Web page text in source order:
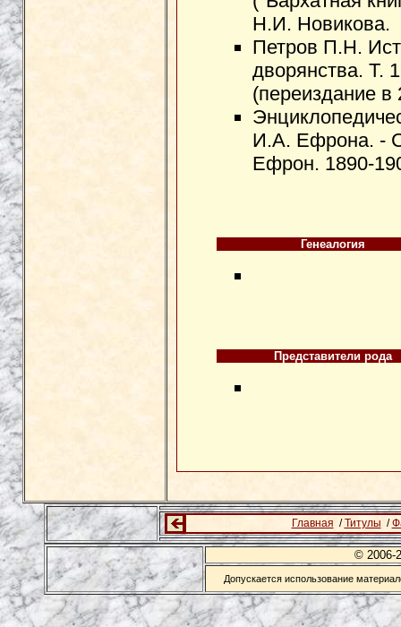
Н.И. Новикова.
Петров П.Н.
дворянства. Т.
(переиздание в
И.А. Ефрона. -
Ефрон. 1890-
Генеалогия
Представители рода
Главная /Титулы /
© 2006-
Допускается использование